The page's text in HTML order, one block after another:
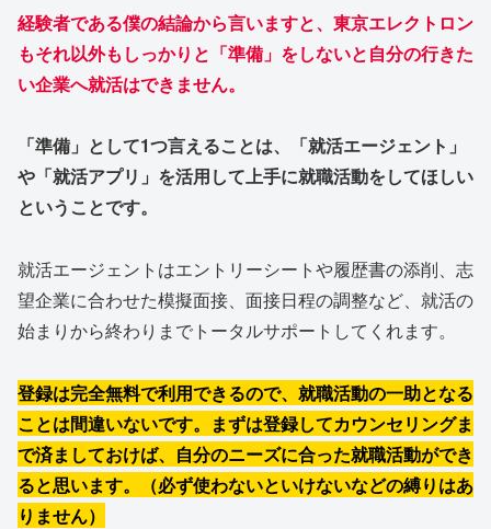
経験者である僕の結論から言いますと、東京エレクトロン
もそれ以外もしっかりと「準備」をしないと自分の行きた
い企業へ就活はできません。
「準備」として1つ言えることは、「就活エージェント」
や「就活アプリ」を活用して上手に就職活動をしてほしい
ということです。
就活エージェントはエントリーシートや履歴書の添削、志
望企業に合わせた模擬面接、面接日程の調整など、就活の
始まりから終わりまでトータルサポートしてくれます。
登録は完全無料で利用できるので、就職活動の一助となる
ことは間違いないです。まずは登録してカウンセリングま
で済ましておけば、自分のニーズに合った就職活動ができ
ると思います。（必ず使わないといけないなどの縛りはあ
りません）